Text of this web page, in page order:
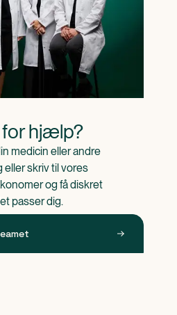
hjælp?
medicin eller andre
eller skriv til vores
og få diskret
passer dig.